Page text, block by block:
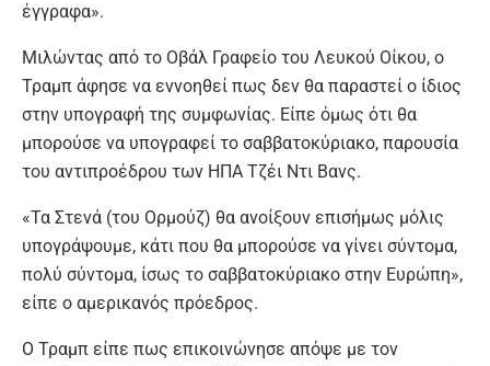
έγγραφα».
Μιλώντας από το Οβάλ Γραφείο του Λευκού Οίκου, ο
Τραμπ άφησε να εννοηθεί πως δεν θα παραστεί ο ίδιος
στην υπογραφή της συμφωνίας. Είπε όμως ότι θα
μπορούσε να υπογραφεί το σαββατοκύριακο, παρουσία
του αντιπροέδρου των ΗΠΑ Τζέι Ντι Βανς.
«Τα Στενά (του Ορμούζ) θα ανοίξουν επισήμως μόλις
υπογράψουμε, κάτι που θα μπορούσε να γίνει σύντομα,
πολύ σύντομα, ίσως το σαββατοκύριακο στην Ευρώπη»,
είπε ο αμερικανός πρόεδρος.
Ο Τραμπ είπε πως επικοινώνησε απόψε με τον